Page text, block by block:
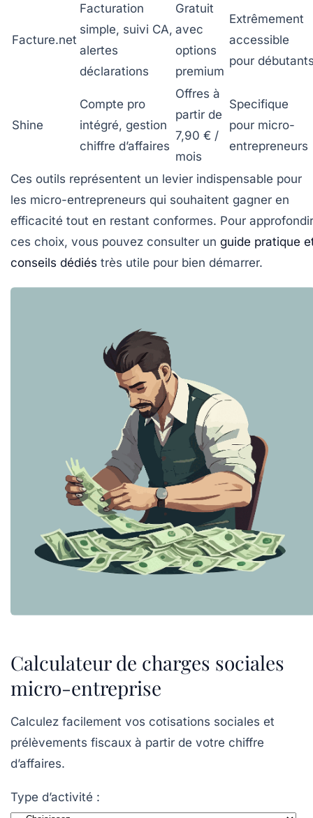
Facture.net
Facturation
simple, suivi CA,
alertes
déclarations
Gratuit
avec
options
premium
Extrêmement
accessible
pour
Shine
Compte pro
intégré, gestion
chiffre d’affaires
Offres à
partir de
7,90 € /
mois
Specifique
pour micro-
entrepreneurs
Ces outils représentent un levier indispensable pour
les micro-entrepreneurs qui souhaitent gagner en
efficacité tout en restant conformes. Pour approfondir
ces choix, vous pouvez consulter un guide pratique
conseils dédiés très utile pour bien démarrer.
Calculateur de charges sociales
micro-entreprise
Calculez facilement vos cotisations sociales et
prélèvements fiscaux à partir de votre chiffre
d’affaires.
Type d’activité :